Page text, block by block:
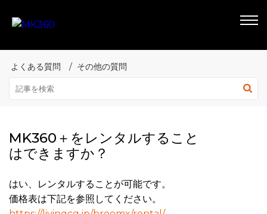
よくある質問 その他の質問
MK360＋をレンタルすること
はできますか？
はい、レンタルすることが可能です。
価格表は下記を参照してください。